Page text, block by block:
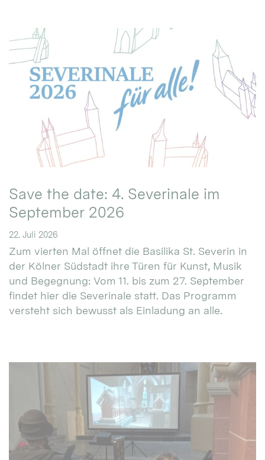
Save the date: 4. Severinale im
September 2026
22. Juli 2026
Zum vierten Mal öffnet die Basilika St. Severin in
der Kölner Südstadt ihre Türen für Kunst, Musik
und Begegnung: Vom 11. bis zum 27. September
findet hier die Severinale statt. Das Programm
versteht sich bewusst als Einladung an alle.